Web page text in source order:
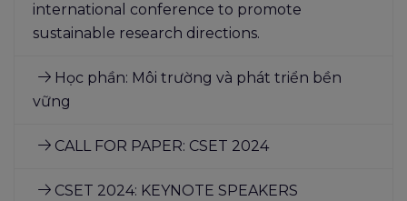
international conference to promote
sustainable research directions.
Học phần: Môi trường và phát triển bền
vững
CALL FOR PAPER: CSET 2024
CSET 2024: KEYNOTE SPEAKERS